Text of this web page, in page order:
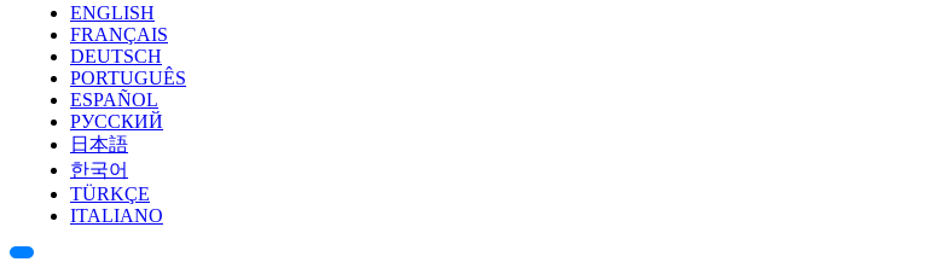
ENGLISH
FRANÇAIS
DEUTSCH
PORTUGUÊS
ESPAÑOL
РУССКИЙ
日本語
한국어
TÜRKÇE
ITALIANO